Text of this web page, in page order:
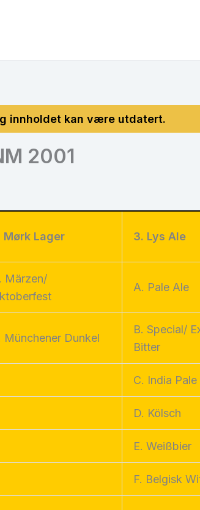
2001
Mørk Lager 3. Lys Ale
Märzen/
A. Pale Ale
Münchener Dunkel
B. Special/
Bitter
C. India Pale
D. Kölsch
E. Weißbier
F. Belgisk